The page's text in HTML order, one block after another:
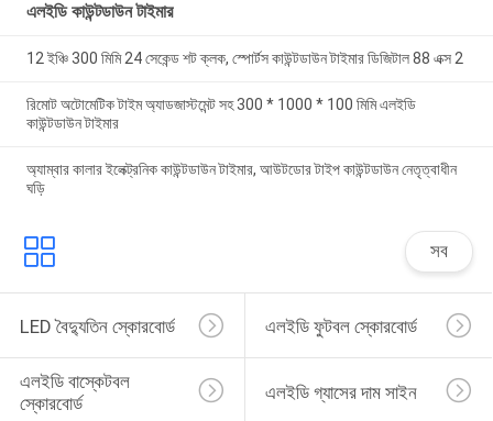
এলইডি কাউন্টডাউন টাইমার
12 ইঞ্চি 300 মিমি 24 সেকেন্ড শট ক্লক, স্পোর্টস কাউন্টডাউন টাইমার ডিজিটাল 88 এক্স 2
রিমোট অটোমেটিক টাইম অ্যাডজাস্টমেন্ট সহ 300 * 1000 * 100 মিমি এলইডি
কাউন্টডাউন টাইমার
অ্যাম্বার কালার ইলেক্ট্রনিক কাউন্টডাউন টাইমার, আউটডোর টাইপ কাউন্টডাউন নেতৃত্বাধীন
ঘড়ি
সব
LED বৈদ্যুতিন স্কোরবোর্ড এলইডি ফুটবল স্কোরবোর্ড
এলইডি বাস্কেটবল
স্কোরবোর্ড
এলইডি গ্যাসের দাম সাইন